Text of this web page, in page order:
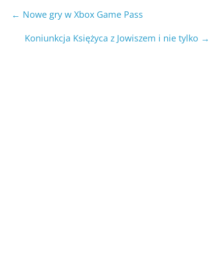
← Nowe gry w Xbox Game Pass
Koniunkcja Księżyca z Jowiszem i nie tylko →